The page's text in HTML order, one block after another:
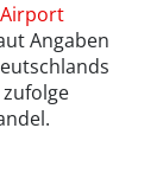
Airport
Angaben